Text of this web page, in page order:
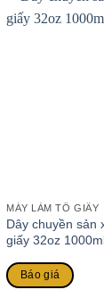
MÁY LÀM TÔ GIẤY
Dây chuyền sản
giấy 32oz
Báo giá